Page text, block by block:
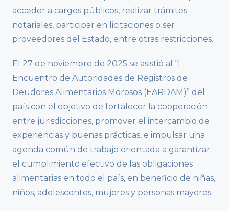
acceder a cargos públicos, realizar trámites
notariales, participar en licitaciones o ser
proveedores del Estado, entre otras restricciones.
El 27 de noviembre de 2025 se asistió al “I
Encuentro de Autoridades de Registros de
Deudores Alimentarios Morosos (EARDAM)” del
país con el objetivo de fortalecer la cooperación
entre jurisdicciones, promover el intercambio de
experiencias y buenas prácticas, e impulsar una
agenda común de trabajo orientada a garantizar
el cumplimiento efectivo de las obligaciones
alimentarias en todo el país, en beneficio de niñas,
niños, adolescentes, mujeres y personas mayores.